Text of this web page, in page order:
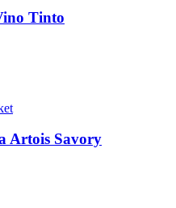
Tinto
Artois Savory